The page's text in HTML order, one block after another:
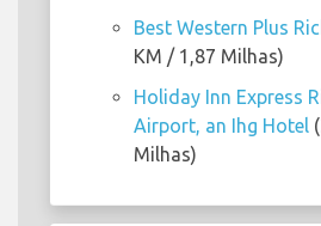
Best Western Plus
KM / 1,87 Milhas)
Holiday Inn Express
Airport, an Ihg Hotel
Milhas)